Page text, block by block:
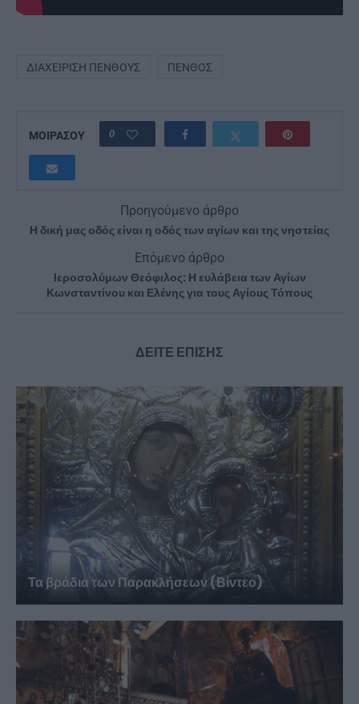
ΔΙΑΧΕΊΡΙΣΗ ΠΈΝΘΟΥΣ ΠΈΝΘΟΣ
ΜΟΙΡΑΣΟΥ 0
Προηγούμενο άρθρο
Η δική μας οδός είναι η οδός των αγίων και της νηστείας
Επόμενο άρθρο
Ιεροσολύμων Θεόφιλος: Η ευλάβεια των Αγίων
Κωνσταντίνου και Ελένης για τους Αγίους Τόπους
ΔΕΙΤΕ ΕΠΙΣΗΣ
Τα βράδια των Παρακλήσεων (Βίντεο)